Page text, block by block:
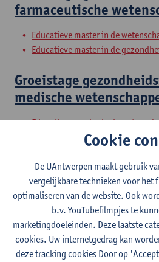
farmaceutische
Educatieve master in de
Educatieve master in de
Groeistage
medische
Educatieve master in de
Educatieve master in de
Groeistage
Educatieve master in de
Educatieve master in de
Vakdidactiek
Cookie
De UAntwerpen maakt gebruik
vergelijkbare technieken voor het
optimaliseren van de website. Ook
b.v. YouTubefilmpjes te
marketingdoeleinden. Deze laatste
cookies. Uw internetgedrag kan
deze tracking cookies Door op